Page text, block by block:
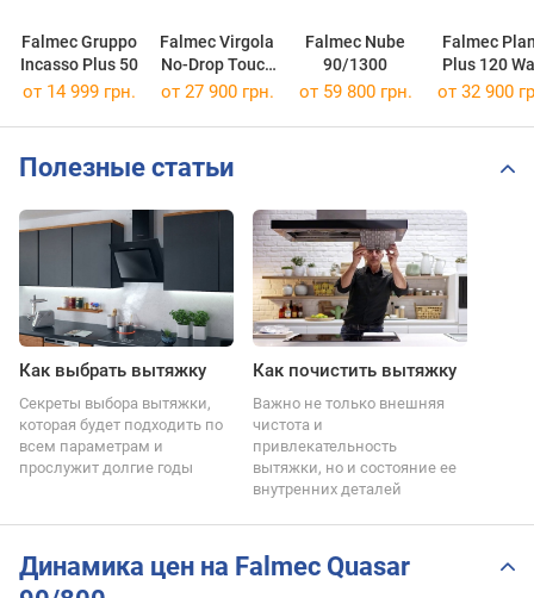
Falmec Gruppo
Incasso Plus 50
Falmec Virgola
No-Drop Touch
60
Falmec Nube
90/1300
Falmec
Plus 120
от 14 999 грн. от 27 900 грн. от 59 800 грн. от 32 900
Полезные статьи
Как выбрать вытяжку
Секреты выбора вытяжки,
которая будет подходить по
всем параметрам и
прослужит долгие годы
Как почистить вытяжку
Важно не только внешняя
чистота и
привлекательность
вытяжки, но и состояние ее
внутренних деталей
Динамика цен на Falmec Quasar